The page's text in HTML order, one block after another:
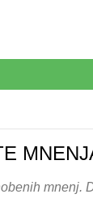
mnenj.